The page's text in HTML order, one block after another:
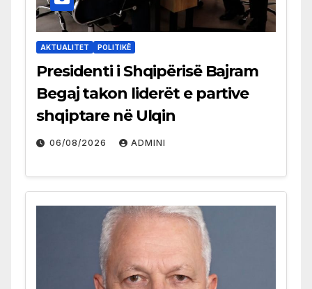
AKTUALITET POLITIKË
Presidenti i Shqipërisë Bajram
Begaj takon liderët e partive
shqiptare në Ulqin
06/08/2026 ADMINI